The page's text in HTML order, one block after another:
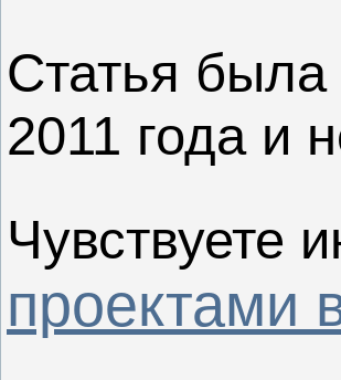
Статья была
2011 года и
Чувствуете
проектами